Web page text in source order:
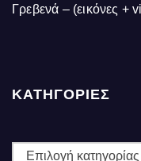
Γρεβενά – (εικόνες +
ΚΑΤΗΓΟΡΙΕΣ
ΚΑΤΗΓΟΡΙΕΣ